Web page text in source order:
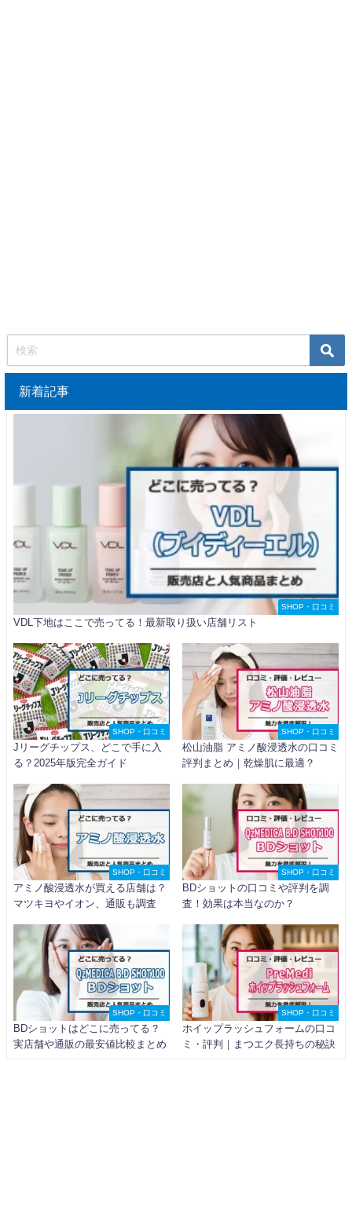
新着記事
SHOP・口コミ
VDL下地はここで売ってる！最新取り扱い店舗リスト
SHOP・口コミ
Jリーグチップス、どこで手に入
る？2025年版完全ガイド
SHOP・口コミ
松山油脂 アミノ酸浸透水の口コミ
評判まとめ｜乾燥肌に最適？
SHOP・口コミ
アミノ酸浸透水が買える店舗は？
マツキヨやイオン、通販も調査
SHOP・口コミ
BDショットの口コミや評判を調
査！効果は本当なのか？
SHOP・口コミ
BDショットはどこに売ってる？
実店舗や通販の最安値比較まとめ
SHOP・口コミ
ホイップラッシュフォームの口コ
ミ・評判｜まつエク長持ちの秘訣